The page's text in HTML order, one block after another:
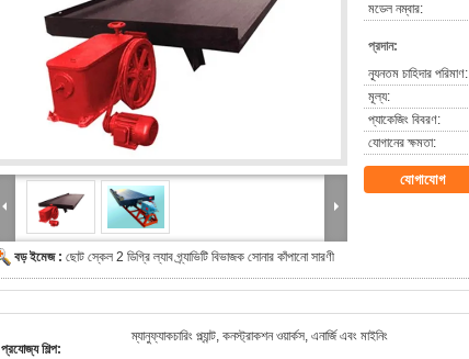
বড় ইমেজ : ছোট স্কেল 2 ডিগ্রি ল্যাব গ্র্যাভিটি বিভাজক সোনার কাঁপানো সারণী
মডেল নম্বার:
প্রদান:
ন্যূনতম চাহিদার পরিমাণ:
মূল্য:
প্যাকেজিং বিবরণ:
যোগানের ক্ষমতা:
যোগাযোগ
প্রযোজ্য শিল্প:
ম্যানুফ্যাকচারিং প্ল্যান্ট, কনস্ট্রাকশন ওয়ার্কস, এনার্জি এবং মাইনিং